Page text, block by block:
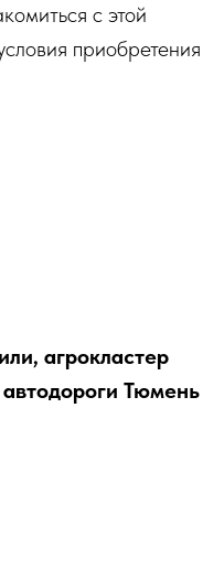
с этой
приобретения
агрокластер
Тюмень